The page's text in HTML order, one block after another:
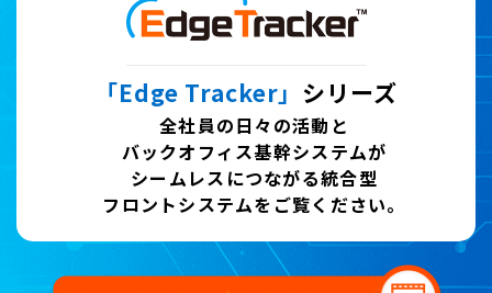
「Edge Tracker」 シリーズ
全社員の日々の活動と
バックオフィス基幹システムが
シームレスにつながる統合型
フロントシステムをご覧ください。